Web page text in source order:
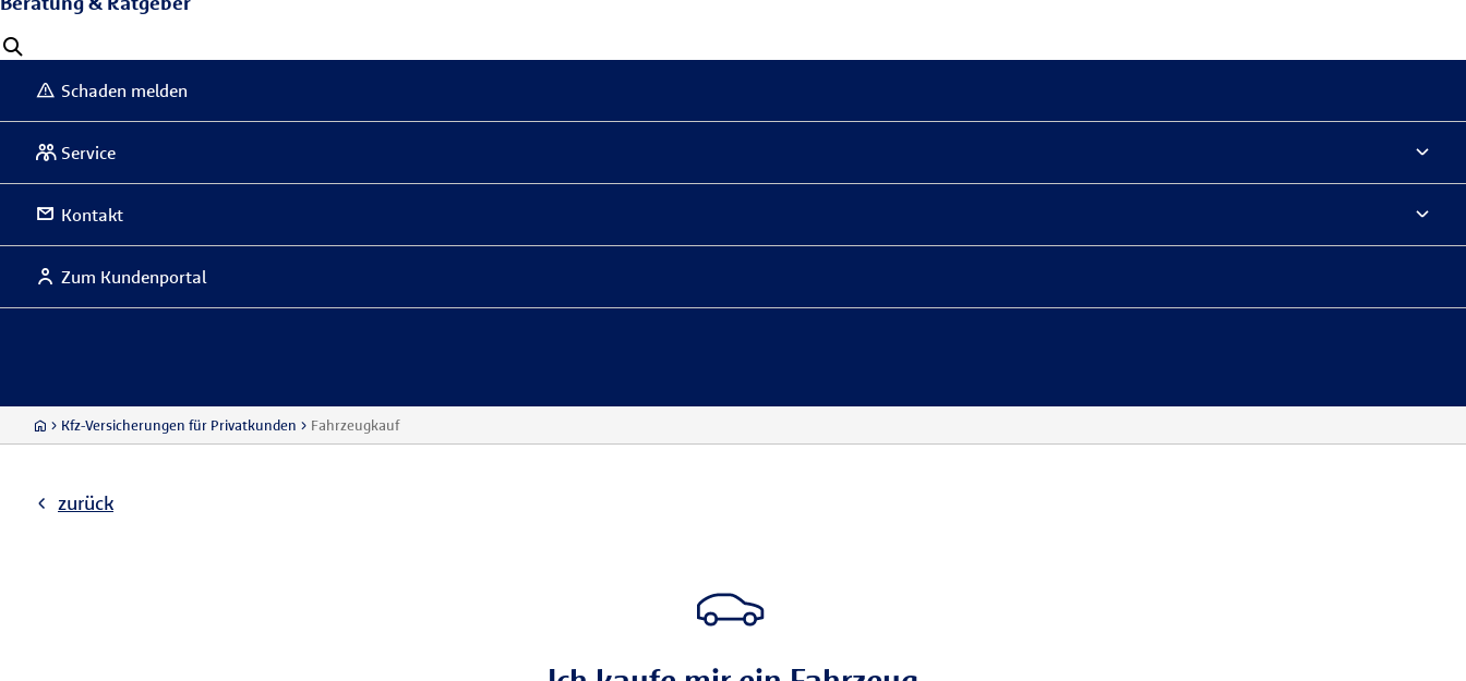
Schaden melden
Service
Kontakt
Zum Kundenportal
Kfz-Versicherungen für Privatkunden Fahrzeugkauf
zurück